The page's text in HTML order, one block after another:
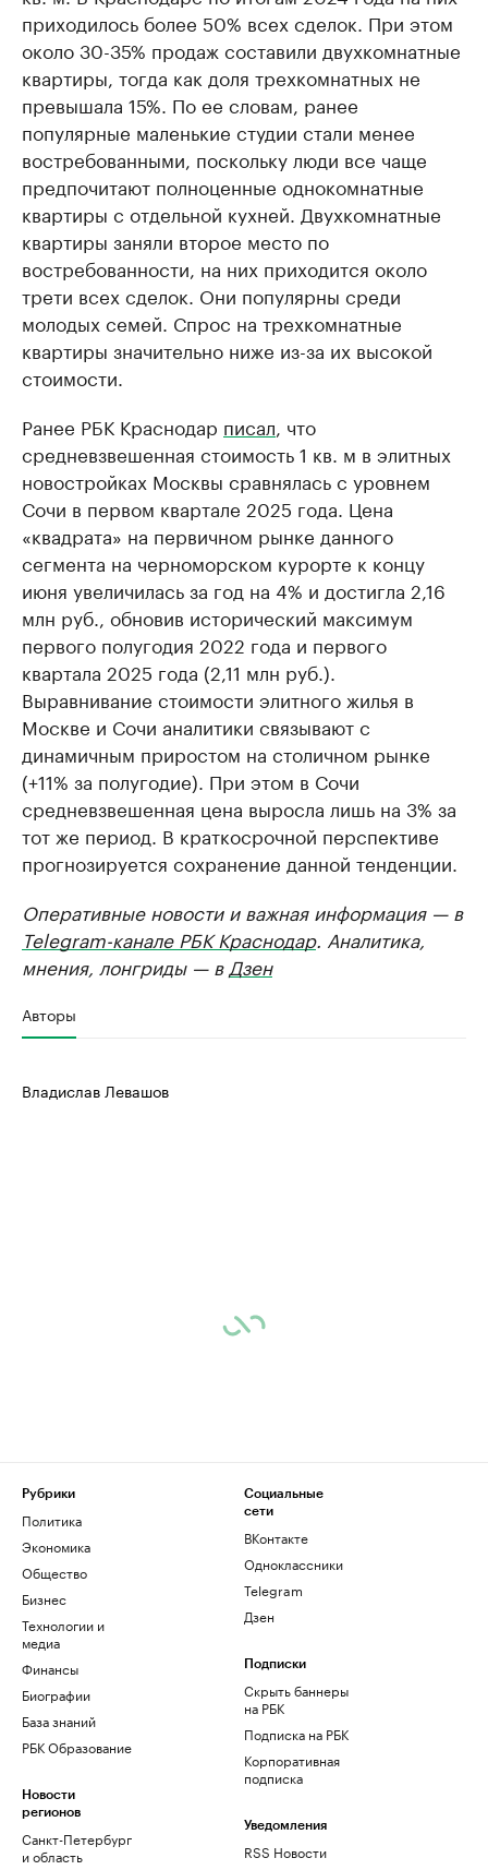
приходилось более 50% всех сделок. При этом
около 30-35% продаж составили двухкомнатные
квартиры, тогда как доля трехкомнатных не
превышала 15%. По ее словам, ранее
популярные маленькие студии стали менее
востребованными, поскольку люди все чаще
предпочитают полноценные однокомнатные
квартиры с отдельной кухней. Двухкомнатные
квартиры заняли второе место по
востребованности, на них приходится около
трети всех сделок. Они популярны среди
молодых семей. Спрос на трехкомнатные
квартиры значительно ниже из-за их высокой
стоимости.
Ранее РБК Краснодар писал , что
средневзвешенная стоимость 1 кв. м в элитных
новостройках Москвы сравнялась с уровнем
Сочи в первом квартале 2025 года. Цена
«квадрата» на первичном рынке данного
сегмента на черноморском курорте к концу
июня увеличилась за год на 4% и достигла 2,16
млн руб., обновив исторический максимум
первого полугодия 2022 года и первого
квартала 2025 года (2,11 млн руб.).
Выравнивание стоимости элитного жилья в
Москве и Сочи аналитики связывают с
динамичным приростом на столичном рынке
(+11% за полугодие). При этом в Сочи
средневзвешенная цена выросла лишь на 3% за
тот же период. В краткосрочной перспективе
прогнозируется сохранение данной тенденции.
Оперативные новости и важная информация — в
Telegram-канале РБК Краснодар. Аналитика,
мнения, лонгриды — в Дзен
Авторы
Владислав Левашов
Рубрики
Политика
Экономика
Общество
Бизнес
Технологии и
медиа
Финансы
Биографии
База знаний
РБК Образование
Новости
регионов
Санкт-Петербург
и область
Социальные
сети
ВКонтакте
Одноклассники
Telegram
Дзен
Подписки
Скрыть баннеры
на РБК
Подписка на РБК
Корпоративная
подписка
Уведомления
RSS Новости